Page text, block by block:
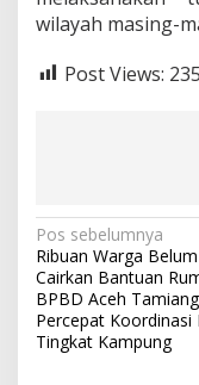
wilayah masing-
Post Views: 235
N
a
v
i
Pos sebelumnya
Ribuan Warga Belum
Cairkan Bantuan
BPBD Aceh Tamiang
Percepat Koordinasi
Tingkat Kampung